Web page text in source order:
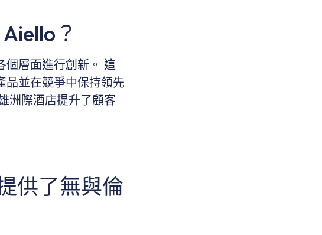
？
個層面進行創新。 這
品並在競爭中保持領先
洲際酒店提升了顧客
供了無與倫